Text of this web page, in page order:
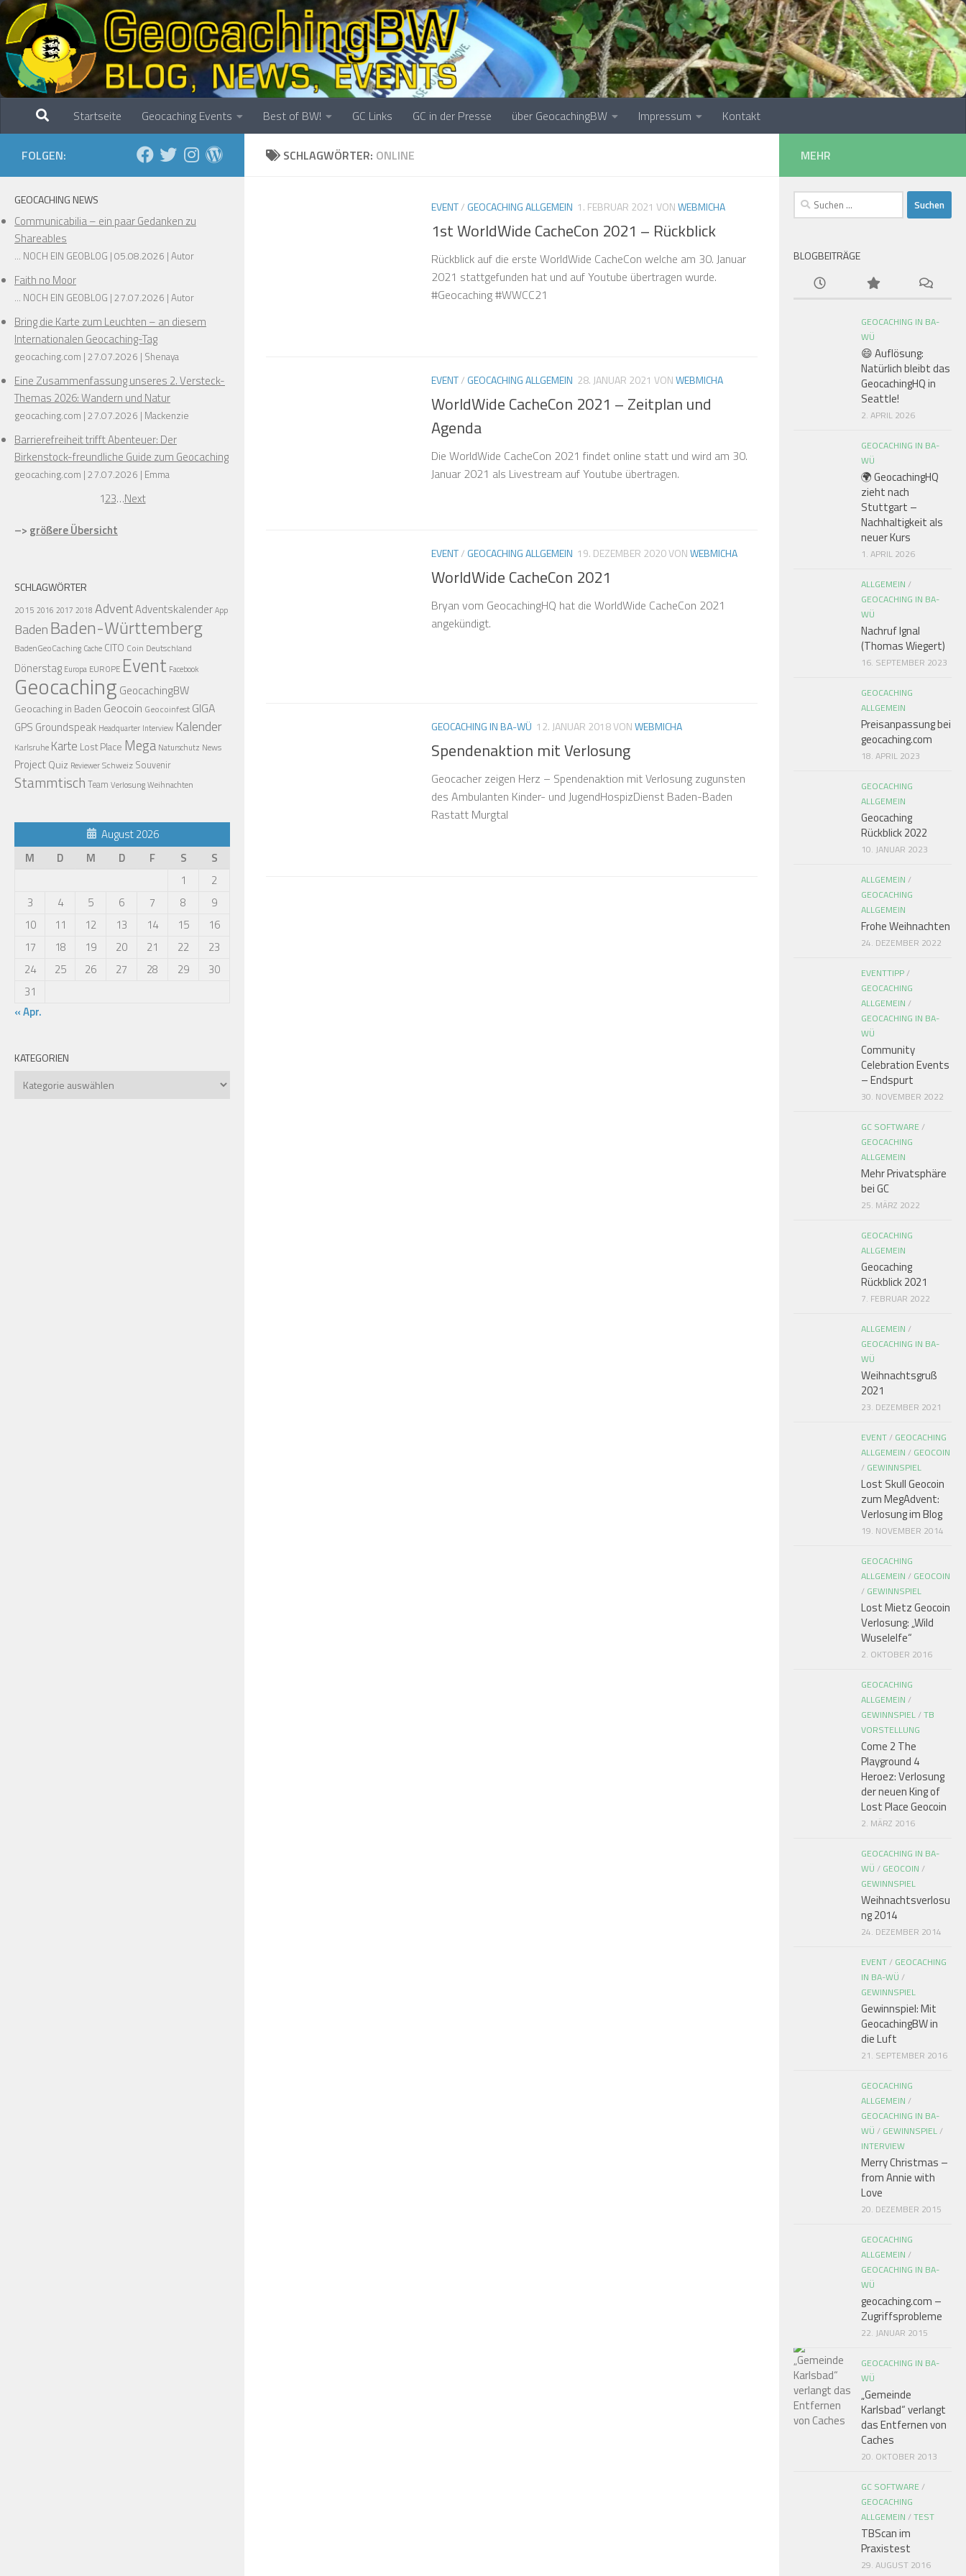
Zum Inhalt springen
Startseite Geocaching Events Best of BW! GC Links GC in der Presse über GeocachingBW Impressum Kontakt
SCHLAGWÖRTER: ONLINE
EVENT/ GEOCACHING ALLGEMEIN 1. FEBRUAR 2021 VONWEBMICHA
1st WorldWide CacheCon 2021 – Rückblick
Rückblick auf die erste WorldWide CacheCon welche am 30. Januar
2021 stattgefunden hat und auf Youtube übertragen wurde.
#Geocaching #WWCC21
EVENT/ GEOCACHING ALLGEMEIN 28. JANUAR 2021 VONWEBMICHA
WorldWide CacheCon 2021 – Zeitplan und
Agenda
Die WorldWide CacheCon 2021 findet online statt und wird am 30.
Januar 2021 als Livestream auf Youtube übertragen.
EVENT/ GEOCACHING ALLGEMEIN 19. DEZEMBER 2020VONWEBMICHA
WorldWide CacheCon 2021
Bryan vom GeocachingHQ hat die WorldWide CacheCon 2021
angekündigt.
GEOCACHING IN BA-WÜ 12. JANUAR 2018VONWEBMICHA
Spendenaktion mit Verlosung
Geocacher zeigen Herz – Spendenaktion mit Verlosung zugunsten
des Ambulanten Kinder- und JugendHospizDienst Baden-Baden
Rastatt Murgtal
FOLGEN:
GEOCACHING NEWS
Communicabilia – ein paar Gedanken zu
Shareables
... NOCH EIN GEOBLOG 05.08.2026 Autor
Faith no Moor
... NOCH EIN GEOBLOG 27.07.2026 Autor
Bring die Karte zum Leuchten – an diesem
Internationalen Geocaching-Tag
geocaching.com 27.07.2026 Shenaya
Eine Zusammenfassung unseres 2. Versteck-
Themas 2026: Wandern und Natur
geocaching.com 27.07.2026 Mackenzie
Barrierefreiheit trifft Abenteuer: Der
Birkenstock-freundliche Guide zum Geocaching
geocaching.com 27.07.2026 Emma
123…Next
–> größere Übersicht
SCHLAGWÖRTER
2015 2016 2017 2018 AdventAdventskalenderApp
BadenBaden-Württemberg
BadenGeoCaching Cache CITO Coin Deutschland
Dönerstag Europa EUROPE Event Facebook
Geocaching GeocachingBW
Geocaching in Baden Geocoin Geocoinfest GIGA
GPS Groundspeak Headquarter Interview Kalender
Karlsruhe Karte Lost Place Mega Naturschutz News
ProjectQuiz ReviewerSchweiz Souvenir
Stammtisch Team VerlosungWeihnachten
August 2026
M
D M D F S
S
1
2
3
4 5 6 7 8
9
10
11 12 13 14 15
16
17
18 19 20 21 22
23
24
25 26 27 28 29
30
31
« Apr.
KATEGORIEN
Kategorien
MEHR
Suchen
nach:
BLOGBEITRÄGE
GEOCACHING IN BA-
WÜ
😄 Auflösung:
Natürlich bleibt das
GeocachingHQ in
Seattle!
2. APRIL 2026
GEOCACHING IN BA-
WÜ
🌍 GeocachingHQ
zieht nach
Stuttgart –
Nachhaltigkeit als
neuer Kurs
1. APRIL 2026
ALLGEMEIN /
GEOCACHING IN BA-
WÜ
Nachruf Ignal
(Thomas Wiegert)
16. SEPTEMBER 2023
GEOCACHING
ALLGEMEIN
Preisanpassung bei
geocaching.com
18. APRIL 2023
GEOCACHING
ALLGEMEIN
Geocaching
Rückblick 2022
10. JANUAR 2023
ALLGEMEIN /
GEOCACHING
ALLGEMEIN
Frohe Weihnachten
24. DEZEMBER 2022
EVENTTIPP/
GEOCACHING
ALLGEMEIN /
GEOCACHING IN BA-
WÜ
Community
Celebration Events
– Endspurt
30. NOVEMBER 2022
GC SOFTWARE /
GEOCACHING
ALLGEMEIN
Mehr Privatsphäre
bei GC
25. MÄRZ 2022
GEOCACHING
ALLGEMEIN
Geocaching
Rückblick 2021
7. FEBRUAR 2022
ALLGEMEIN /
GEOCACHING IN BA-
WÜ
Weihnachtsgruß
2021
23. DEZEMBER 2021
EVENT/ GEOCACHING
ALLGEMEIN / GEOCOIN
/ GEWINNSPIEL
Lost Skull Geocoin
zum MegAdvent:
Verlosung im Blog
19. NOVEMBER 2014
GEOCACHING
ALLGEMEIN / GEOCOIN
/ GEWINNSPIEL
Lost Mietz Geocoin
Verlosung: „Wild
Wuselelfe“
2. OKTOBER 2016
GEOCACHING
ALLGEMEIN /
GEWINNSPIEL/TB
VORSTELLUNG
Come 2 The
Playground 4
Heroez: Verlosung
der neuen King of
Lost Place Geocoin
2. MÄRZ 2016
GEOCACHING IN BA-
WÜ / GEOCOIN /
GEWINNSPIEL
Weihnachtsverlosu
ng 2014
24. DEZEMBER 2014
EVENT/ GEOCACHING
IN BA-WÜ /
GEWINNSPIEL
Gewinnspiel: Mit
GeocachingBW in
die Luft
21. SEPTEMBER 2016
GEOCACHING
ALLGEMEIN /
GEOCACHING IN BA-
WÜ / GEWINNSPIEL/
INTERVIEW
Merry Christmas –
from Annie with
Love
20. DEZEMBER 2015
GEOCACHING
ALLGEMEIN /
GEOCACHING IN BA-
WÜ
geocaching.com –
Zugriffsprobleme
22. JANUAR 2015
GEOCACHING IN BA-
WÜ
„Gemeinde
Karlsbad“ verlangt
das Entfernen von
Caches
20. OKTOBER 2013
GC SOFTWARE /
GEOCACHING
ALLGEMEIN /TEST
TBScan im
Praxistest
29. AUGUST 2016